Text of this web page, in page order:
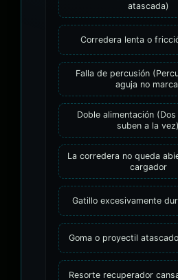
atascada)
Corredera lenta o
Falla de percusión
aguja no
Doble alimentación
suben a la vez)
La corredera no queda
cargador
Gatillo excesivamente
Goma o proyectil
Resorte recuperador